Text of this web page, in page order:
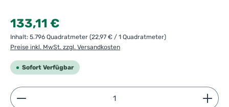
Regulärer Preis:
133,11 €
Inhalt: 5.796 Quadratmeter (22,97 € / 1 Quadratmeter)
Preise inkl. MwSt. zzgl. Versandkosten
Sofort Verfügbar
Produkt Anzahl: Gib den gewünschten Wert ein